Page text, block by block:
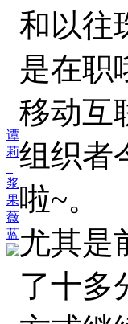
谭
莉
浆
果
薇
蓝
和以往
是在职
移动互
组织者
啦~。
尤其是
了十多